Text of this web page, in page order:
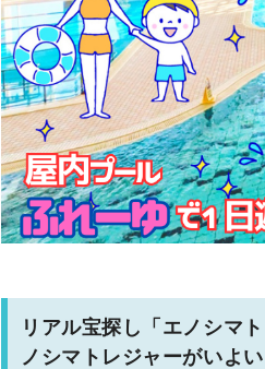
リアル宝探し「エノシマ
ノシマトレジャーがいよ